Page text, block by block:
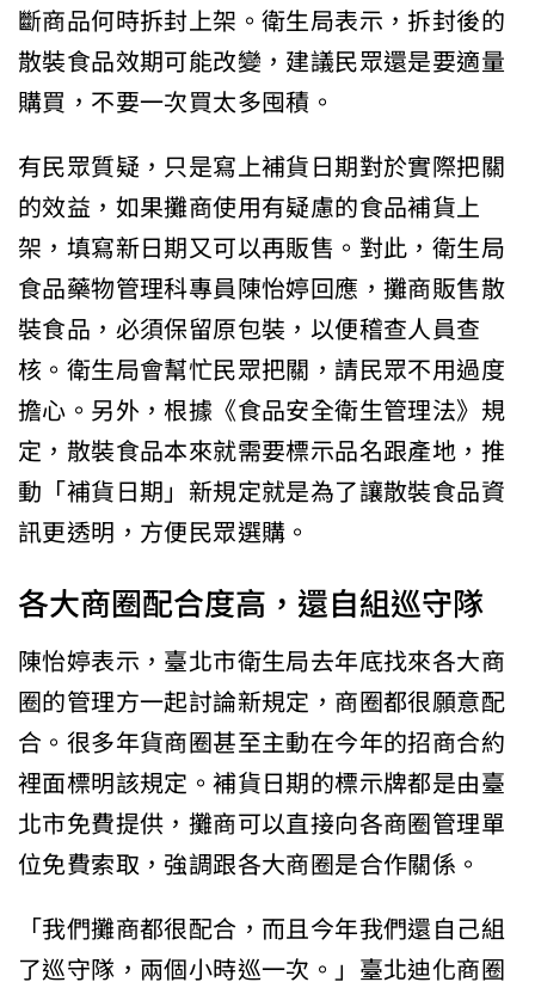
斷商品何時拆封上架。衛生局表示，拆封後的
散裝食品效期可能改變，建議民眾還是要適量
購買，不要一次買太多囤積。
有民眾質疑，只是寫上補貨日期對於實際把關
的效益，如果攤商使用有疑慮的食品補貨上
架，填寫新日期又可以再販售。對此，衛生局
食品藥物管理科專員陳怡婷回應，攤商販售散
裝食品，必須保留原包裝，以便稽查人員查
核。衛生局會幫忙民眾把關，請民眾不用過度
擔心。另外，根據《食品安全衛生管理法》規
定，散裝食品本來就需要標示品名跟產地，推
動「補貨日期」新規定就是為了讓散裝食品資
訊更透明，方便民眾選購。
各大商圈配合度高，還自組巡守隊
陳怡婷表示，臺北市衛生局去年底找來各大商
圈的管理方一起討論新規定，商圈都很願意配
合。很多年貨商圈甚至主動在今年的招商合約
裡面標明該規定。補貨日期的標示牌都是由臺
北市免費提供，攤商可以直接向各商圈管理單
位免費索取，強調跟各大商圈是合作關係。
「我們攤商都很配合，而且今年我們還自己組